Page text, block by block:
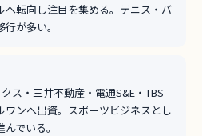
へ転向し注目を集める。テニス・バ
が多い。
ス・三井不動産・電通S&E・TBS
ワンへ出資。スポーツビジネスとし
でいる。